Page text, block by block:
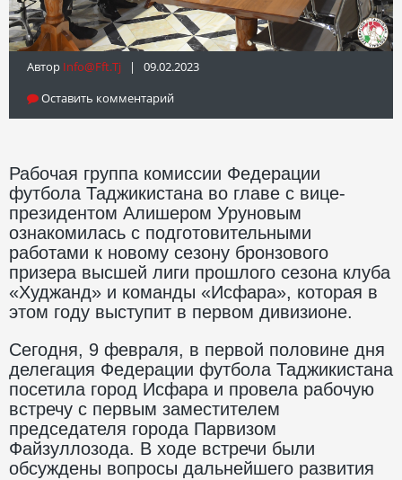
Автор Info@fft.tj | 09.02.2023
Оставить комментарий
Рабочая группа комиссии Федерации
футбола Таджикистана во главе с вице-
президентом Алишером Уруновым
ознакомилась с подготовительными
работами к новому сезону бронзового
призера высшей лиги прошлого сезона клуба
«Худжанд» и команды «Исфара», которая в
этом году выступит в первом дивизионе.
Сегодня, 9 февраля, в первой половине дня
делегация Федерации футбола Таджикистана
посетила город Исфара и провела рабочую
встречу с первым заместителем
председателя города Парвизом
Файзуллозода. В ходе встречи были
обсуждены вопросы дальнейшего развития